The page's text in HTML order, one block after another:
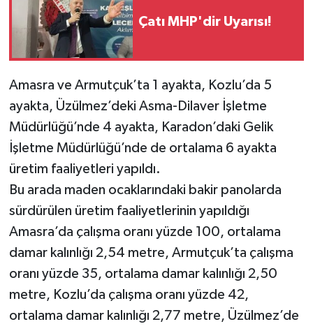
Çatı MHP'dir Uyarısı!
Amasra ve Armutçuk’ta 1 ayakta, Kozlu’da 5
ayakta, Üzülmez’deki Asma-Dilaver İşletme
Müdürlüğü’nde 4 ayakta, Karadon’daki Gelik
İşletme Müdürlüğü’nde de ortalama 6 ayakta
üretim faaliyetleri yapıldı.
Bu arada maden ocaklarındaki bakir panolarda
sürdürülen üretim faaliyetlerinin yapıldığı
Amasra’da çalışma oranı yüzde 100, ortalama
damar kalınlığı 2,54 metre, Armutçuk’ta çalışma
oranı yüzde 35, ortalama damar kalınlığı 2,50
metre, Kozlu’da çalışma oranı yüzde 42,
ortalama damar kalınlığı 2,77 metre, Üzülmez’de